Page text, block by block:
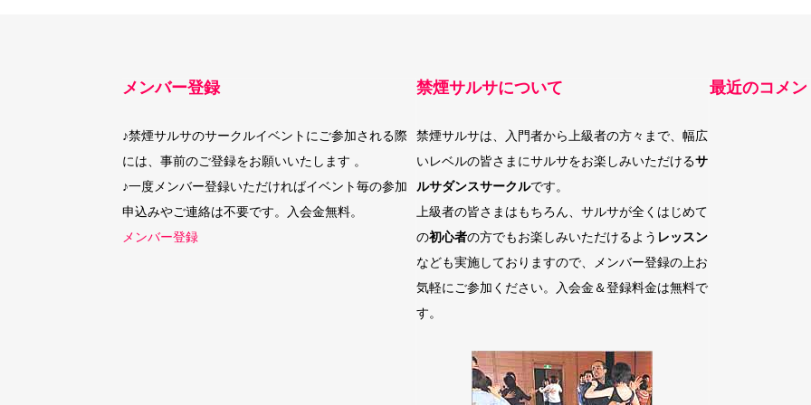
メンバー登録
♪禁煙サルサのサークルイベントにご参加される際
には、事前のご登録をお願いいたします 。
♪一度メンバー登録いただければイベント毎の参加
申込みやご連絡は不要です。入会金無料。
メンバー登録
禁煙サルサについて
禁煙サルサは、入門者から上級者の方々まで、幅広
いレベルの皆さまにサルサをお楽しみいただけるサ
ルサダンスサークルです。
上級者の皆さまはもちろん、サルサが全くはじめて
の初心者の方でもお楽しみいただけるよう レッスン
なども実施しておりますので、メンバー登録の上お
気軽にご参加ください。入会金＆登録料金は無料で
す。
最近のコメン